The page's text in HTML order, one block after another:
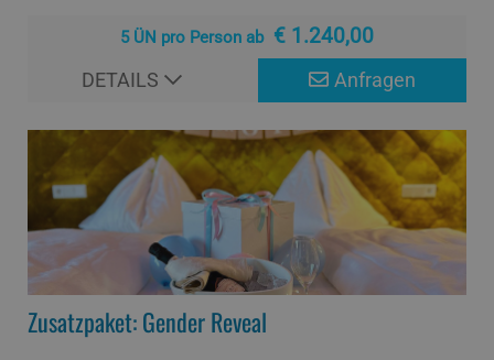
5 ÜN pro Person ab € 1.240,00
Anfragen
DETAILS
Zusatzpaket: Gender Reveal